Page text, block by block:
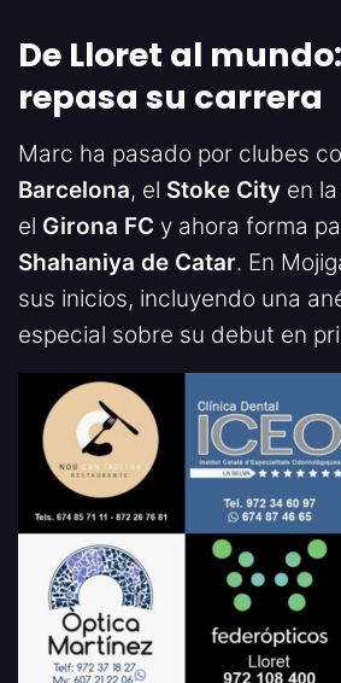
De Lloret al
repasa su carrera
Marc ha pasado por clubes
Barcelona, el Stoke City en
el Girona FC y ahora forma
Shahaniya de Catar. En
sus inicios, incluyendo una
especial sobre su debut en